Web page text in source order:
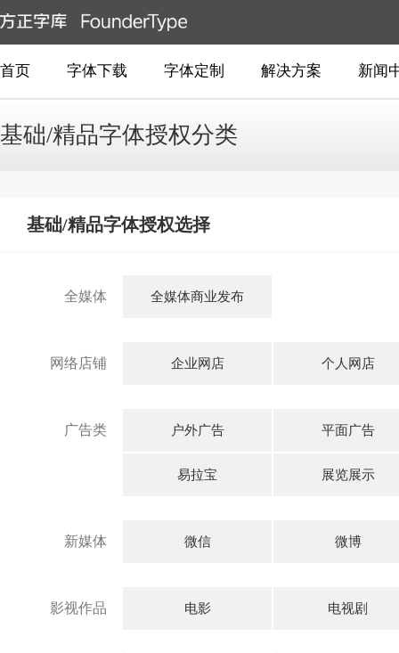
首页 字体下载 字体定制 解决方案 新闻
基础/精品字体授权分类
基础/精品字体授权选择
全媒体 全媒体商业发布
网络店铺 企业网店 个人网店
广告类 户外广告 平面广告
易拉宝 展览展示
新媒体 微信 微博
影视作品 电影 电视剧